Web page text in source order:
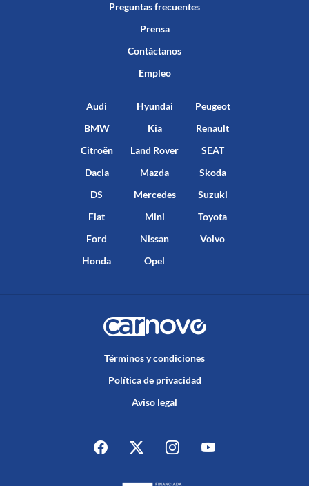
Preguntas frecuentes
Prensa
Contáctanos
Empleo
Audi
BMW
Citroën
Dacia
DS
Fiat
Ford
Honda
Hyundai
Kia
Land Rover
Mazda
Mercedes
Mini
Nissan
Opel
Peugeot
Renault
SEAT
Skoda
Suzuki
Toyota
Volvo
Términos y condiciones
Política de privacidad
Aviso legal